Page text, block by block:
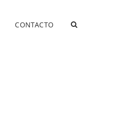
CONTACTO